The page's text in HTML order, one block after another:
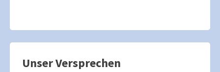
Unser Versprechen